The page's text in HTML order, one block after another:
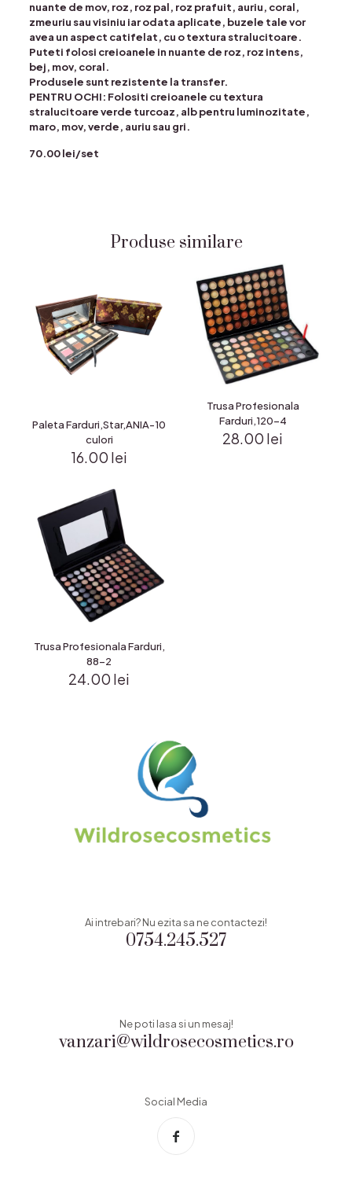
nuante de mov, roz, roz pal, roz prafuit, auriu, coral,
zmeuriu sau visiniu iar odata aplicate, buzele tale vor
avea un aspect catifelat, cu o textura stralucitoare.
Puteti folosi creioanele in nuante de roz, roz intens,
bej, mov, coral.
Produsele sunt rezistente la transfer.
PENTRU OCHI: Folositi creioanele cu textura
stralucitoare verde turcoaz, alb pentru luminozitate,
maro, mov, verde, auriu sau gri.
70.00 lei/set
Produse similare
Paleta Farduri,Star,ANIA-10
culori
16.00 lei
Trusa Profesionala
Farduri,120-4
28.00 lei
Trusa Profesionala Farduri,
88-2
24.00 lei
0754.245.527
Ai intrebari? Nu ezita sa ne contactezi!
vanzari@wildrosecosmetics.ro
Ne poti lasa si un mesaj!
Social Media